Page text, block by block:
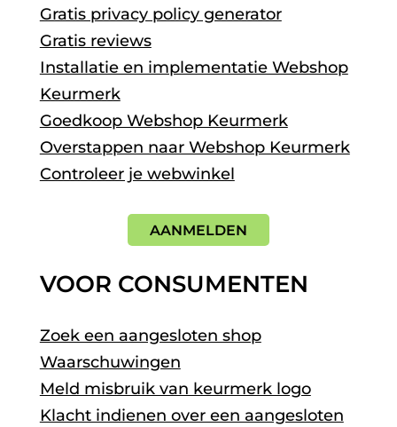
Gratis privacy policy generator
Gratis reviews
Installatie en implementatie Webshop
Keurmerk
Goedkoop Webshop Keurmerk
Overstappen naar Webshop Keurmerk
Controleer je webwinkel
AANMELDEN
VOOR CONSUMENTEN
Zoek een aangesloten shop
Waarschuwingen
Meld misbruik van keurmerk logo
Klacht indienen over een aangesloten